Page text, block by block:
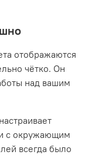
отображаются
чётко. Он
над вашим
с окружающим
всегда было